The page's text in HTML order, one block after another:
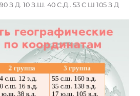
З Д. 10 З.Ш. 40 С.Д.. 53 С Ш 105 З Д